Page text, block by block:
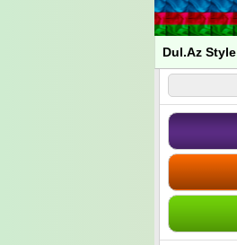
Dul.Az Style